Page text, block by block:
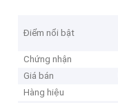
Điểm nổi bật
Chứng nhận
Giá bán
Hàng hiệu